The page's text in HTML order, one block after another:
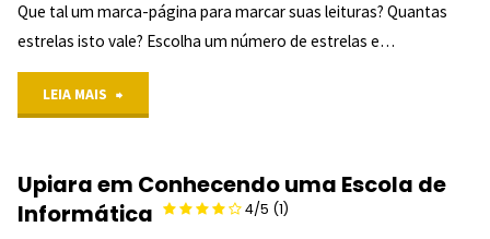
Que tal um marca-página para marcar suas leituras? Quantas
estrelas isto vale? Escolha um número de estrelas e…
LEIA MAIS
“O
Upiara em Conhecendo uma Escola de
Informática
4/5 (1)